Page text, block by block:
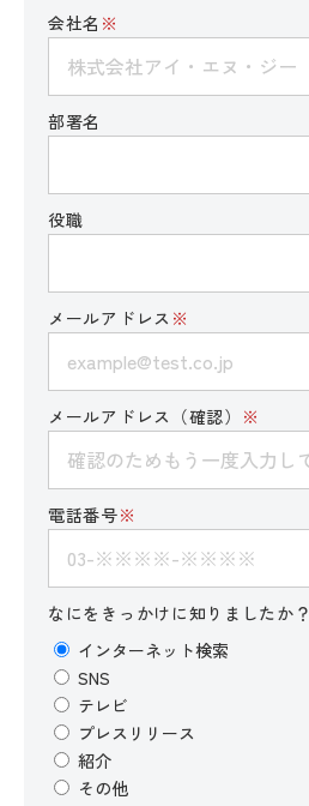
会社名 ※
部署名
役職
メールアドレス ※
メールアドレス（確認） ※
電話番号※
なにをきっかけに知りましたか？
インターネット検索
SNS
テレビ
プレスリリース
紹介
その他